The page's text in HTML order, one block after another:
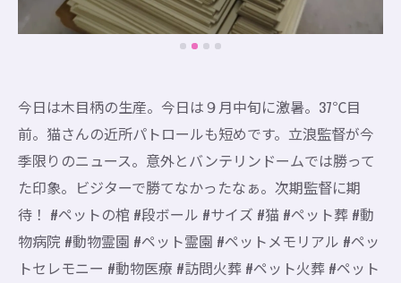
今日は木目柄の生産。今日は９月中旬に激暑。37℃目
前。猫さんの近所パトロールも短めです。立浪監督が今
季限りのニュース。意外とバンテリンドームでは勝って
た印象。ビジターで勝てなかったなぁ。次期監督に期
待！ #ペットの棺 #段ボール #サイズ #猫 #ペット葬 #動
物病院 #動物霊園 #ペット霊園 #ペットメモリアル #ペッ
トセレモニー #動物医療 #訪問火葬 #ペット火葬 #ペット